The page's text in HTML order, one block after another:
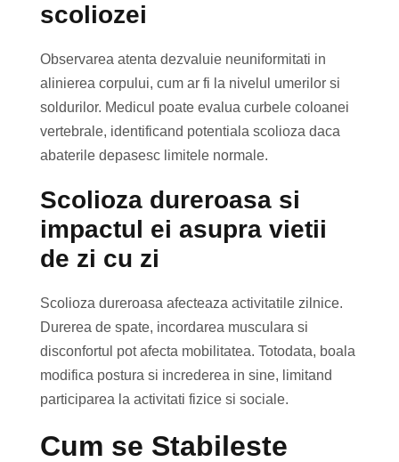
scoliozei
Observarea atenta dezvaluie neuniformitati in
alinierea corpului, cum ar fi la nivelul umerilor si
soldurilor. Medicul poate evalua curbele coloanei
vertebrale, identificand potentiala scolioza daca
abaterile depasesc limitele normale.
Scolioza dureroasa si
impactul ei asupra vietii
de zi cu zi
Scolioza dureroasa afecteaza activitatile zilnice.
Durerea de spate, incordarea musculara si
disconfortul pot afecta mobilitatea. Totodata, boala
modifica postura si increderea in sine, limitand
participarea la activitati fizice si sociale.
Cum se Stabileste